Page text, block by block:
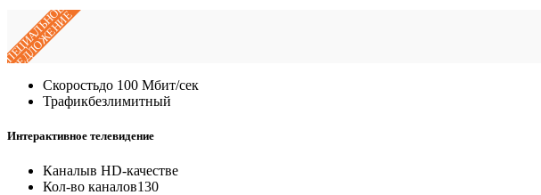
ПРЕДЛОЖЕНИЕ
Скоростьдо 100 Мбит/сек
Трафикбезлимитный
Интерактивное телевидение
Каналыв HD-качестве
Кол-во каналов130